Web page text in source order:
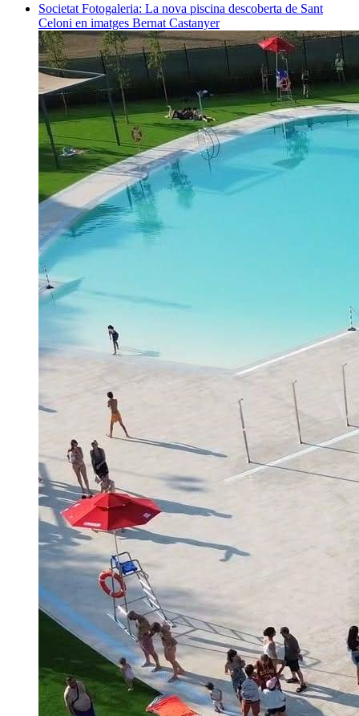
Societat Fotogaleria: La nova piscina descoberta de Sant
Celoni en imatges Bernat Castanyer